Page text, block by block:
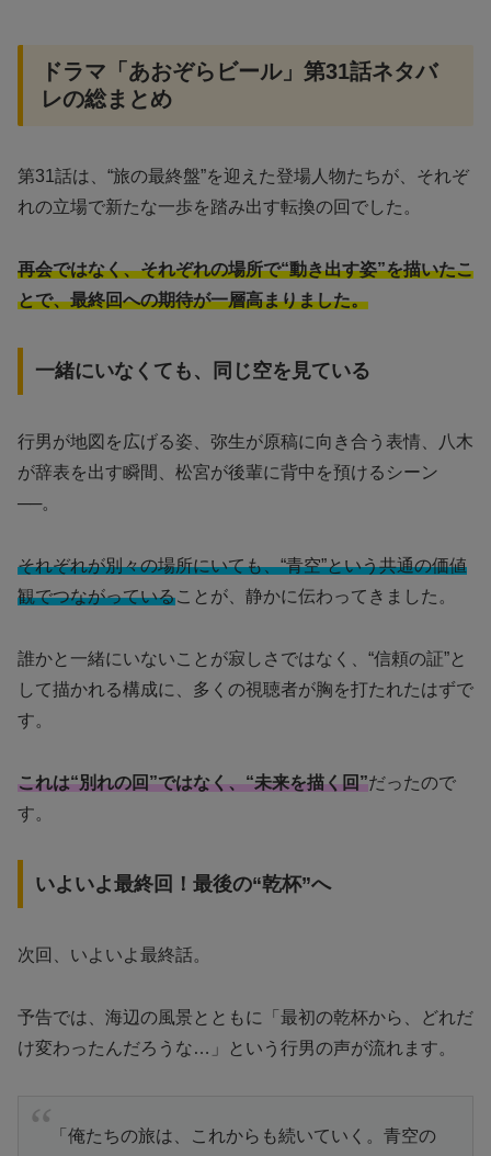
ドラマ「あおぞらビール」第31話ネタバ
レの総まとめ
第31話は、“旅の最終盤”を迎えた登場人物たちが、それぞ
れの立場で新たな一歩を踏み出す転換の回でした。
再会ではなく、それぞれの場所で“動き出す姿”を描いたこ
とで、最終回への期待が一層高まりました。
一緒にいなくても、同じ空を見ている
行男が地図を広げる姿、弥生が原稿に向き合う表情、八木
が辞表を出す瞬間、松宮が後輩に背中を預けるシーン
──。
それぞれが別々の場所にいても、“青空”という共通の価値
観でつながっていることが、静かに伝わってきました。
誰かと一緒にいないことが寂しさではなく、“信頼の証”と
して描かれる構成に、多くの視聴者が胸を打たれたはずで
す。
これは“別れの回”ではなく、“未来を描く回”だったので
す。
いよいよ最終回！最後の“乾杯”へ
次回、いよいよ最終話。
予告では、海辺の風景とともに「最初の乾杯から、どれだ
け変わったんだろうな…」という行男の声が流れます。
「俺たちの旅は、これからも続いていく。青空の